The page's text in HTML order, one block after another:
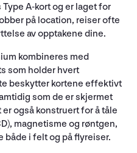
A-kort og er laget for
på location, reiser ofte
av opptakene dine.
kombineres med
som holder hvert
beskytter kortene effektivt
som de er skjermet
også konstruert for å tåle
magnetisme og røntgen,
både i felt og på flyreiser.